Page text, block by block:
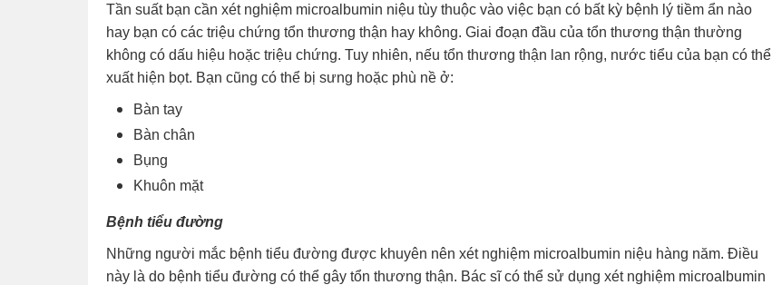
Tần suất bạn cần xét nghiệm microalbumin niệu tùy thuộc vào việc bạn có bất kỳ bệnh lý tiềm ẩn nào
hay bạn có các triệu chứng tổn thương thận hay không. Giai đoạn đầu của tổn thương thận thường
không có dấu hiệu hoặc triệu chứng. Tuy nhiên, nếu tổn thương thận lan rộng, nước tiểu của bạn có thể
xuất hiện bọt. Bạn cũng có thể bị sưng hoặc phù nề ở:
Bàn tay
Bàn chân
Bụng
Khuôn mặt
Bệnh tiểu đường
Những người mắc bệnh tiểu đường được khuyên nên xét nghiệm microalbumin niệu hàng năm. Điều
này là do bệnh tiểu đường có thể gây tổn thương thận. Bác sĩ có thể sử dụng xét nghiệm microalbumin